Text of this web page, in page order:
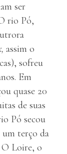
ser
rio Pó,
assim o
sofreu
Em
quase 20
de suas
Pó secou
terço da
O Loire, o